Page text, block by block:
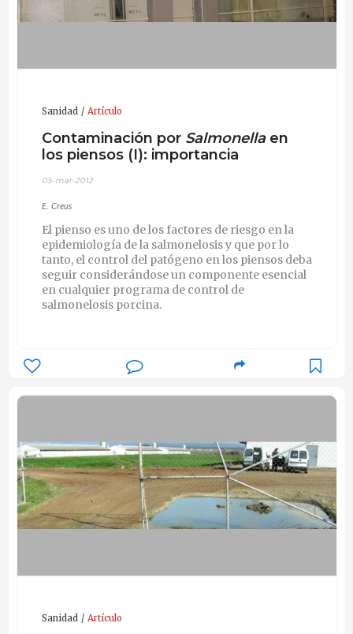
Sanidad Artículo
Contaminación por Salmonellaen
los piensos (I): importancia
05-mar-2012
E. Creus
El pienso es uno de los factores de riesgo en la
epidemiología de la salmonelosis y que por lo
tanto, el control del patógeno en los piensos deba
seguir considerándose un componente esencial
en cualquier programa de control de
salmonelosis porcina.
Sanidad Artículo